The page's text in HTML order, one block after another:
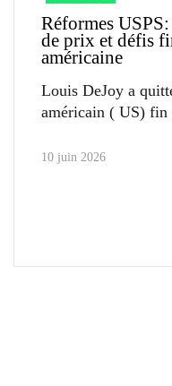
Réformes
de prix et défis
américaine
Louis DeJoy a
américain ( US) fin
10 juin 2026